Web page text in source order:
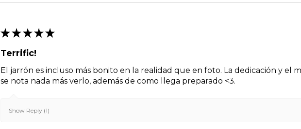
★ ★ ★ ★ ★
Terrific!
El jarrón es incluso más bonito en la realidad que en foto. La dedicación y el
se nota nada más verlo, además de como llega preparado <3.
Show Reply (1)